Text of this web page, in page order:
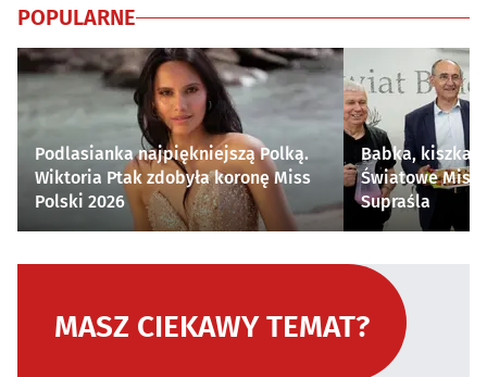
POPULARNE
Podlasianka najpiękniejszą Polką.
Wiktoria Ptak zdobyła koronę Miss
Polski 2026
Babka, kiszka i
Światowe
Supraśla
MASZ CIEKAWY TEMAT?